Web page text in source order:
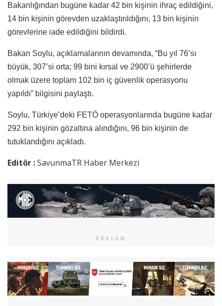
Bakanlığından bugüne kadar 42 bin kişinin ihraç edildiğini,
14 bin kişinin görevden uzaklaştırıldığını, 13 bin kişinin
görevlerine iade edildiğini bildirdi.
Bakan Soylu, açıklamalarının devamında, “Bu yıl 76’sı
büyük, 307’si orta; 99 bini kırsal ve 2900’ü şehirlerde
olmak üzere toplam 102 bin iç güvenlik operasyonu
yapıldı” bilgisini paylaştı.
Soylu, Türkiye’deki FETÖ operasyonlarında bugüne kadar
292 bin kişinin gözaltına alındığını, 96 bin kişinin de
tutuklandığını açıkladı.
Editör :SavunmaTR Haber Merkezi
REKLAM